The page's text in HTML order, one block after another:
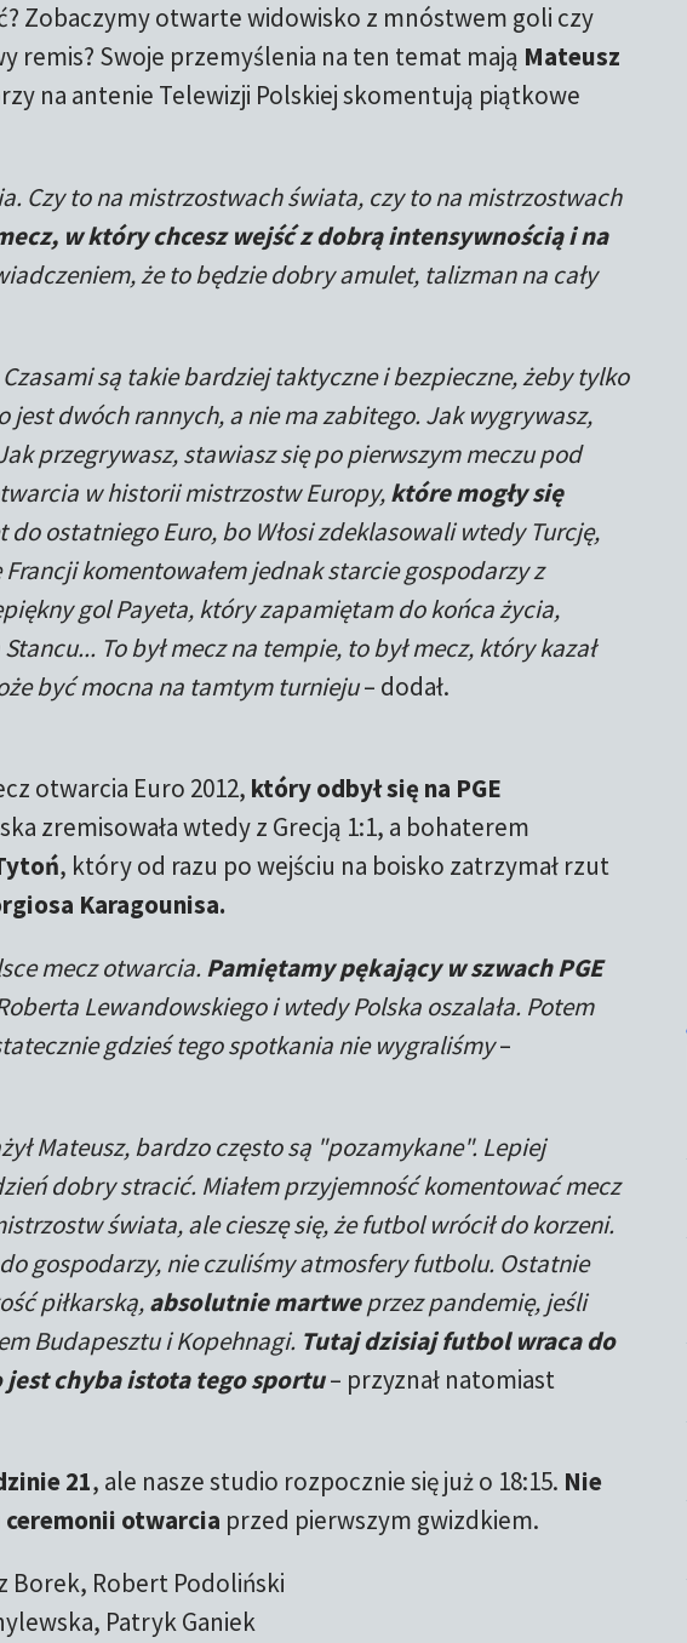
Zobaczymy otwarte widowisko z mnóstwem goli czy
remis? Swoje przemyślenia na ten temat mają Mateusz
na antenie Telewizji Polskiej skomentują piątkowe
Czy to na mistrzostwach świata, czy to na mistrzostwach
w który chcesz wejść z dobrą intensywnością i na
że to będzie dobry amulet, talizman na cały
są takie bardziej taktyczne i bezpieczne, żeby tylko
jest dwóch rannych, a nie ma zabitego. Jak wygrywasz,
przegrywasz, stawiasz się po pierwszym meczu pod
w historii mistrzostw Europy,które mogły się
do ostatniego Euro, bo Włosi zdeklasowali wtedy Turcję,
komentowałem jednak starcie gospodarzy z
gol Payeta, który zapamiętam do końca życia,
To był mecz na tempie, to był mecz, który kazał
być mocna na tamtym turnieju– dodał.
otwarcia Euro 2012, który odbył się na PGE
zremisowała wtedy z Grecją 1:1, a bohaterem
, który od razu po wejściu na boisko zatrzymał rzut
Karagounisa.
mecz otwarcia. Pamiętamy pękający w szwach PGE
Lewandowskiego i wtedy Polska oszalała. Potem
gdzieś tego spotkania nie wygraliśmy–
Mateusz, bardzo często są "pozamykane". Lepiej
dobry stracić. Miałem przyjemność komentować mecz
świata, ale cieszę się, że futbol wrócił do korzeni.
gospodarzy, nie czuliśmy atmosfery futbolu. Ostatnie
piłkarską,absolutnie martweprzez pandemię, jeśli
Budapesztu i Kopehnagi. Tutaj dzisiaj futbol wraca do
chyba istota tego sportu– przyznał natomiast
21, ale nasze studio rozpocznie się już o 18:15. Nie
otwarcia przed pierwszym gwizdkiem.
Borek, Robert Podoliński
Patryk Ganiek